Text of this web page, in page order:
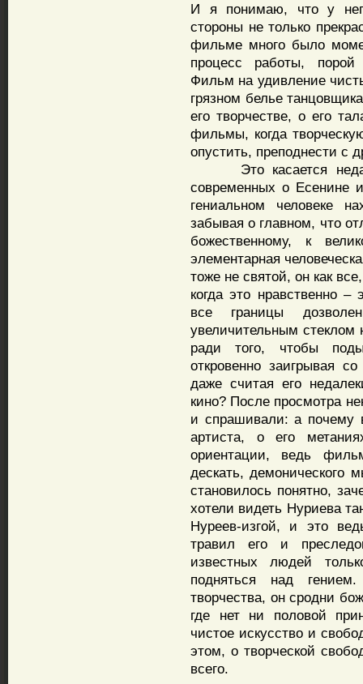
И я понимаю, что у
стороны не только
фильме много было
процесс работы, порой
Фильм на удивление
грязном белье
его творчестве, о его
фильмы, когда
опустить, преподнести с
Это касается
современных о Есенине
гениальном человеке
забывая о главном, что
божественному, к
элементарная
тоже не святой, он как
когда это нравственно –
все границы
увеличительным стеклом
ради того, чтобы
откровенно заигрывая
даже считая его
кино? После просмотра
и спрашивали: а почему
артиста, о его
ориентации, ведь
дескать, демонического
становилось понятно,
хотели видеть Нуриева
Нуреев-изгой, и это
травил его и
известных людей
подняться над
творчества, он сродни
где нет ни половой
чистое искусство и
этом, о творческой
всего.